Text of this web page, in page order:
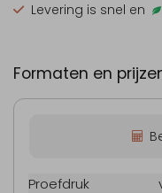
Levering is snel en
Formaten en
Proefdruk